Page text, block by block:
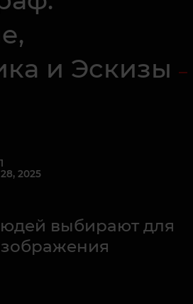
и Эскизы
2025
выбирают для